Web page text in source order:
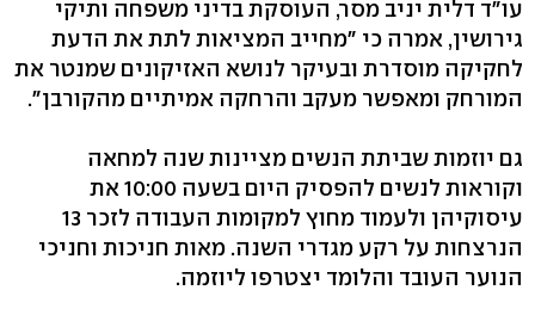
עו"ד דלית יניב מסר, העוסקת בדיני משפחה ותיקי
גירושין, אמרה כי "מחייב המציאות לתת את הדעת
לחקיקה מוסדרת ובעיקר לנושא האזיקונים שמנטר את
המורחק ומאפשר מעקב והרחקה אמיתיים מהקורבן".
גם יוזמות שביתת הנשים מציינות שנה למחאה
וקוראות לנשים להפסיק היום בשעה 10:00 את
עיסוקיהן ולעמוד מחוץ למקומות העבודה לזכר 13
הנרצחות על רקע מגדרי השנה. מאות חניכות וחניכי
הנוער העובד והלומד יצטרפו ליוזמה.